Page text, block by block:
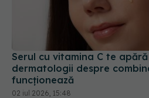
Serul cu vitamina C te
dermatologii despre
funcționează